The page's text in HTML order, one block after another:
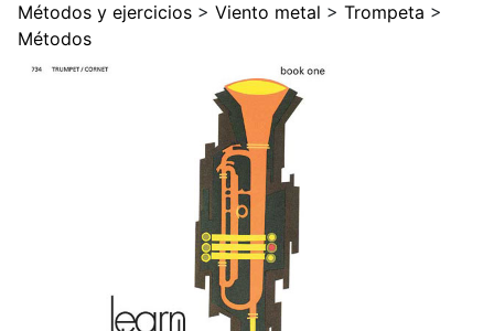
Métodos y ejercicios > Viento metal > Trompeta >
Métodos